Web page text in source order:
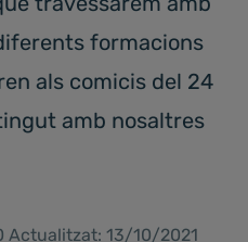
formacions
als comicis del 24
amb nosaltres
Actualitzat: 13/10/2021